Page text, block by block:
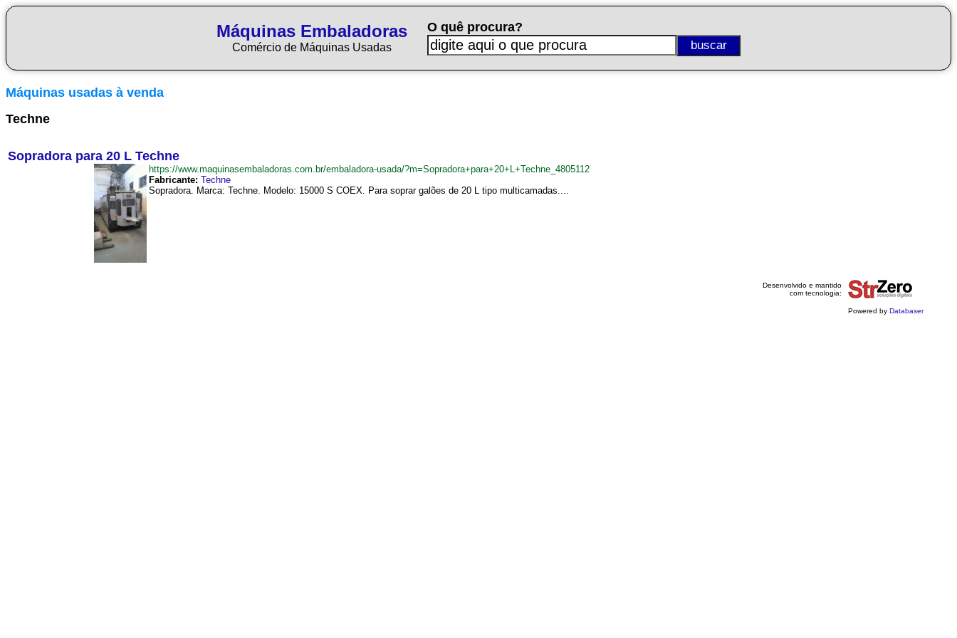
Máquinas Embaladoras
Comércio de Máquinas Usadas
O quê procura?
Máquinas usadas à venda
Techne
Sopradora para 20 L Techne
https://www.maquinasembaladoras.com.br/embaladora-usada/?m=Sopradora+para+20+L+Techne_4805112
Fabricante: Techne
Sopradora. Marca: Techne. Modelo: 15000 S COEX. Para soprar galões de 20 L tipo multicamadas....
Desenvolvido e mantido
com tecnologia:
Powered by Databaser